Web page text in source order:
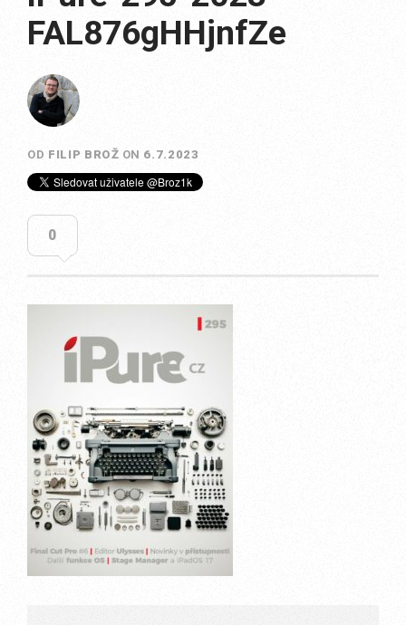
FAL876gHHjnfZe
OD FILIP BROŽ ON 6.7.2023
0